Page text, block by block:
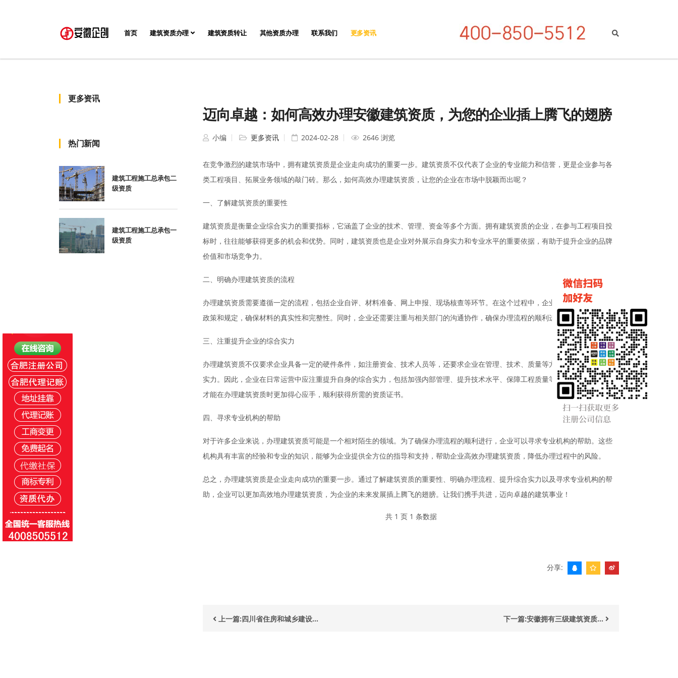
首页 建筑资质办理 建筑资质转让 其他资质办理 联系我们 更多资讯
更多资讯
热门新闻
建筑工程施工总承包二
级资质
建筑工程施工总承包一
级资质
迈向卓越：如何高效办理安徽建筑资质，为您的企业插上腾飞的翅膀
小编 更多资讯 2024-02-28 2646 浏览
在竞争激烈的建筑市场中，拥有建筑资质是企业走向成功的重要一步。建筑资质不仅代表了企业的专业能力和信誉，更是企业参与各
类工程项目、拓展业务领域的敲门砖。那么，如何高效办理建筑资质，让您的企业在市场中脱颖而出呢？
一、了解建筑资质的重要性
建筑资质是衡量企业综合实力的重要指标，它涵盖了企业的技术、管理、资金等多个方面。拥有建筑资质的企业，在参与工程项目投
标时，往往能够获得更多的机会和优势。同时，建筑资质也是企业对外展示自身实力和专业水平的重要依据，有助于提升企业的品牌
价值和市场竞争力。
二、明确办理建筑资质的流程
办理建筑资质需要遵循一定的流程，包括企业自评、材料准备、网上申报、现场核查等环节。在这个过程中，企业需要认真研读相关
政策和规定，确保材料的真实性和完整性。同时，企业还需要注重与相关部门的沟通协作，确保办理流程的顺利进行。
三、注重提升企业的综合实力
办理建筑资质不仅要求企业具备一定的硬件条件，如注册资金、技术人员等，还要求企业在管理、技术、质量等方面具备较高的综合
实力。因此，企业在日常运营中应注重提升自身的综合实力，包括加强内部管理、提升技术水平、保障工程质量等。只有这样，企业
才能在办理建筑资质时更加得心应手，顺利获得所需的资质证书。
四、寻求专业机构的帮助
对于许多企业来说，办理建筑资质可能是一个相对陌生的领域。为了确保办理流程的顺利进行，企业可以寻求专业机构的帮助。这些
机构具有丰富的经验和专业的知识，能够为企业提供全方位的指导和支持，帮助企业高效办理建筑资质，降低办理过程中的风险。
总之，办理建筑资质是企业走向成功的重要一步。通过了解建筑资质的重要性、明确办理流程、提升综合实力以及寻求专业机构的帮
助，企业可以更加高效地办理建筑资质，为企业的未来发展插上腾飞的翅膀。让我们携手共进，迈向卓越的建筑事业！
共 1 页 1 条数据
分享:
上一篇:四川省住房和城乡建设... 下一篇:安徽拥有三级建筑资质...